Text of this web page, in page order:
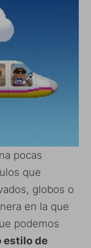
pocas
que
globos o
en la que
podemos
estilo de